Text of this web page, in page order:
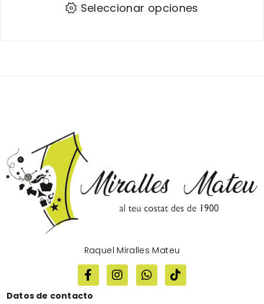
Seleccionar opciones
Raquel Miralles Mateu
Datos de contacto